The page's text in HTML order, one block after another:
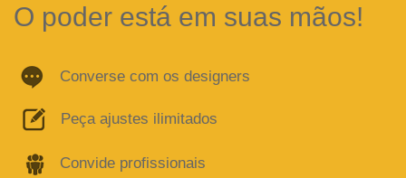
O poder está em suas mãos!
Converse com os designers
Peça ajustes ilimitados
Convide profissionais